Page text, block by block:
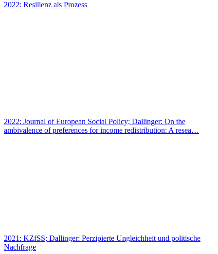
2022: Resilienz als Prozess
2022: Journal of European Social Policy; Dallinger: On the
ambivalence of preferences for income redistribution: A resea…
2021: KZfSS; Dallinger: Perzipierte Ungleichheit und politische
Nachfrage